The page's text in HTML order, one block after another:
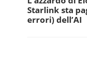
Starlink sta
errori) dell’AI